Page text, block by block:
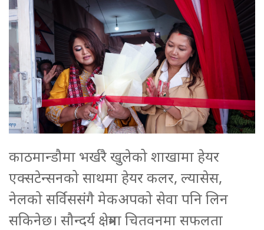
काठमान्डौमा भर्खरै खुलेको शाखामा हेयर
एक्सटेन्सनको साथमा हेयर कलर, ल्यासेस,
नेलको सर्विससंगै मेकअपको सेवा पनि लिन
सकिनेछ। सौन्दर्य क्षेत्रमा चितवनमा सफलता